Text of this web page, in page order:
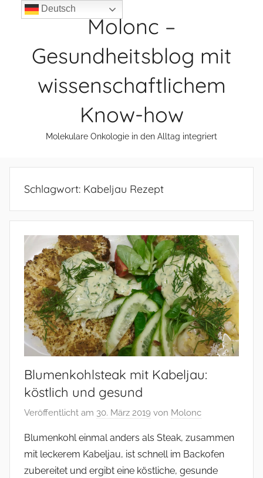
Molonc –
Gesundheitsblog mit
wissenschaftlichem
Know-how
Molekulare Onkologie in den Alltag integriert
Schlagwort: Kabeljau Rezept
Blumenkohlsteak mit Kabeljau:
köstlich und gesund
Veröffentlicht am 30. März 2019 von Molonc
Blumenkohl einmal anders als Steak, zusammen
mit leckerem Kabeljau, ist schnell im Backofen
zubereitet und ergibt eine köstliche, gesunde
Deutsch